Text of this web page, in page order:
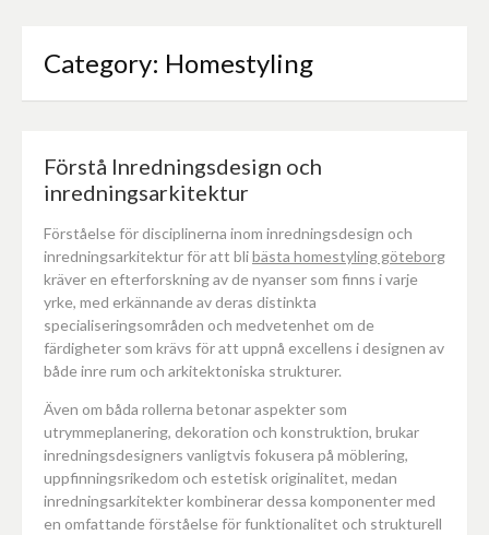
Category: Homestyling
Förstå Inredningsdesign och
inredningsarkitektur
Förståelse för disciplinerna inom inredningsdesign och
inredningsarkitektur för att blibästa homestyling göteborg
kräver en efterforskning av de nyanser som finns i varje
yrke, med erkännande av deras distinkta
specialiseringsområden och medvetenhet om de
färdigheter som krävs för att uppnå excellens i designen av
både inre rum och arkitektoniska strukturer.
Även om båda rollerna betonar aspekter som
utrymmeplanering, dekoration och konstruktion, brukar
inredningsdesigners vanligtvis fokusera på möblering,
uppfinningsrikedom och estetisk originalitet, medan
inredningsarkitekter kombinerar dessa komponenter med
en omfattande förståelse för funktionalitet och strukturell